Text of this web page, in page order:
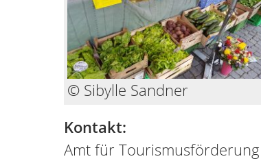
© Sibylle Sandner
Kontakt:
Amt für Tourismusförderung